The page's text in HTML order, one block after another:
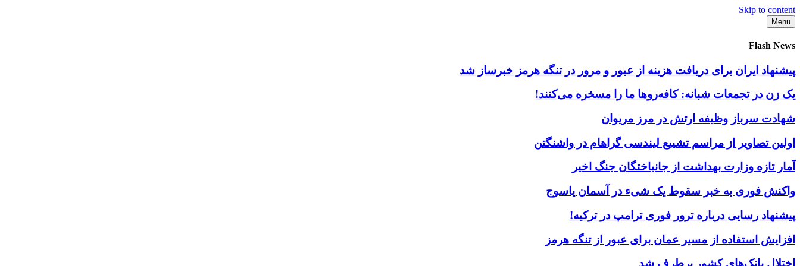
Skip to content
Menu
Flash News
پیشنهاد ایران برای دریافت هزینه از عبور و مرور در تنگه هرمز خبرساز شد
یک زن در تجمعات شبانه: کافه‌روها ما را مسخره می‌کنند!
شهادت سرباز وظیفه ارتش در مرز مریوان
اولین تصاویر از مراسم تشییع لیندسی گراهام در واشنگتن
آمار تازه وزارت بهداشت از جانباختگان جنگ اخیر
واکنش فوری به خبر سقوط یک شیء در آسمان یاسوج
پیشنهاد رسایی درباره ترور فوری ترامپ در ترکیه!
افزایش استفاده از مسیر عمان برای عبور از تنگه هرمز
اختلال بانک‌های کشور برطرف شد